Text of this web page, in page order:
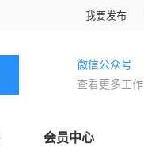
我要发布
微信公众号
查看更多工作
会员中心